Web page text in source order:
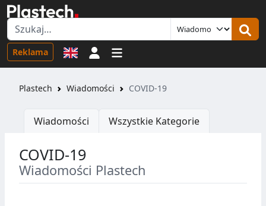
Reklama Logowanie
Plastech Wiadomości COVID-19
Wiadomości Wszystkie Kategorie
COVID-19
Wiadomości Plastech